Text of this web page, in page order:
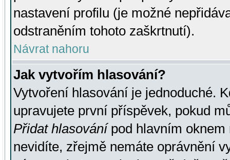
nastavení profilu (je možné
odstraněním tohoto zaškrtnutí).
Návrat nahoru
Jak vytvořím hlasování?
Vytvoření hlasování je jednoduché.
upravujete první příspěvek, pokud
Přidat hlasovánípod hlavním oknem
nevidíte, zřejmě nemáte oprávnění